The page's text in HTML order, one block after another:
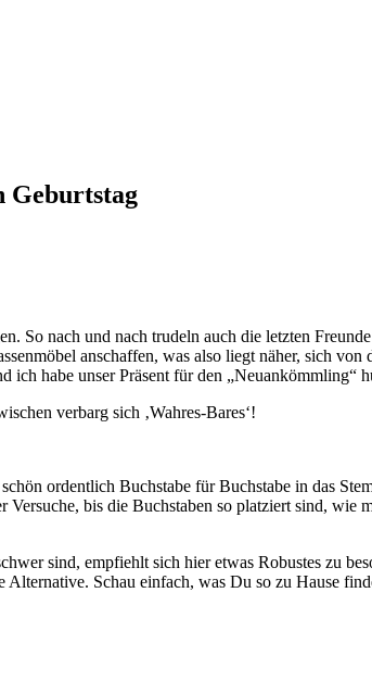
Geburtstag
So nach und nach trudeln auch die letzten
anschaffen, was also liegt näher, sich
habe unser Präsent für den „Neuankömmling“
verbarg sich ‚Wahres-Bares‘!
ordentlich Buchstabe für Buchstabe in das
bis die Buchstaben so platziert sind, wie
sind, empfiehlt sich hier etwas Robustes zu
Schau einfach, was Du so zu Hause